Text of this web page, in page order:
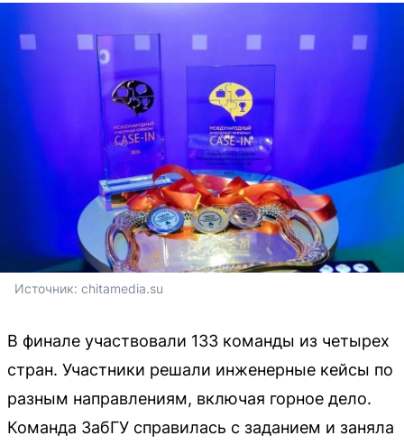
Источник: chitamedia.su
В финале участвовали 133 команды из четырех
стран. Участники решали инженерные кейсы по
разным направлениям, включая горное дело.
Команда ЗабГУ справилась с заданием и заняла